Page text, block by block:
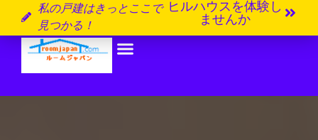
私の戸建はきっとここで
見つかる！
ヒルハウスを体験し
ませんか